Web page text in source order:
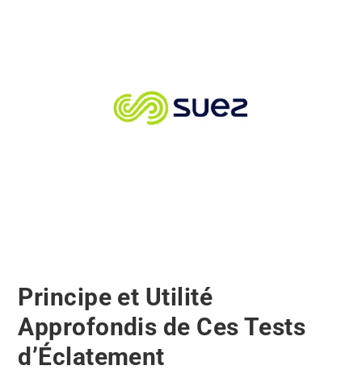
Principe et Utilité
Approfondis de Ces Tests
d’Éclatement